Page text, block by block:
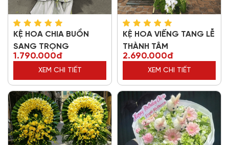
KỆ HOA CHIA BUỒN
SANG TRỌNG
1.790.000đ
XEM CHI TIẾT
KỆ HOA VIẾNG TANG LỄ
THÀNH TÂM
2.690.000đ
XEM CHI TIẾT